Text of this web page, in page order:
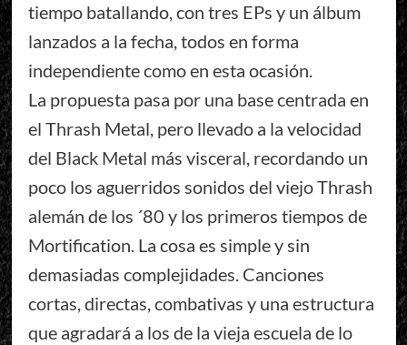
tiempo batallando, con tres EPs y un álbum
lanzados a la fecha, todos en forma
independiente como en esta ocasión.
La propuesta pasa por una base centrada en
el Thrash Metal, pero llevado a la velocidad
del Black Metal más visceral, recordando un
poco los aguerridos sonidos del viejo Thrash
alemán de los ´80 y los primeros tiempos de
Mortification. La cosa es simple y sin
demasiadas complejidades. Canciones
cortas, directas, combativas y una estructura
que agradará a los de la vieja escuela de lo